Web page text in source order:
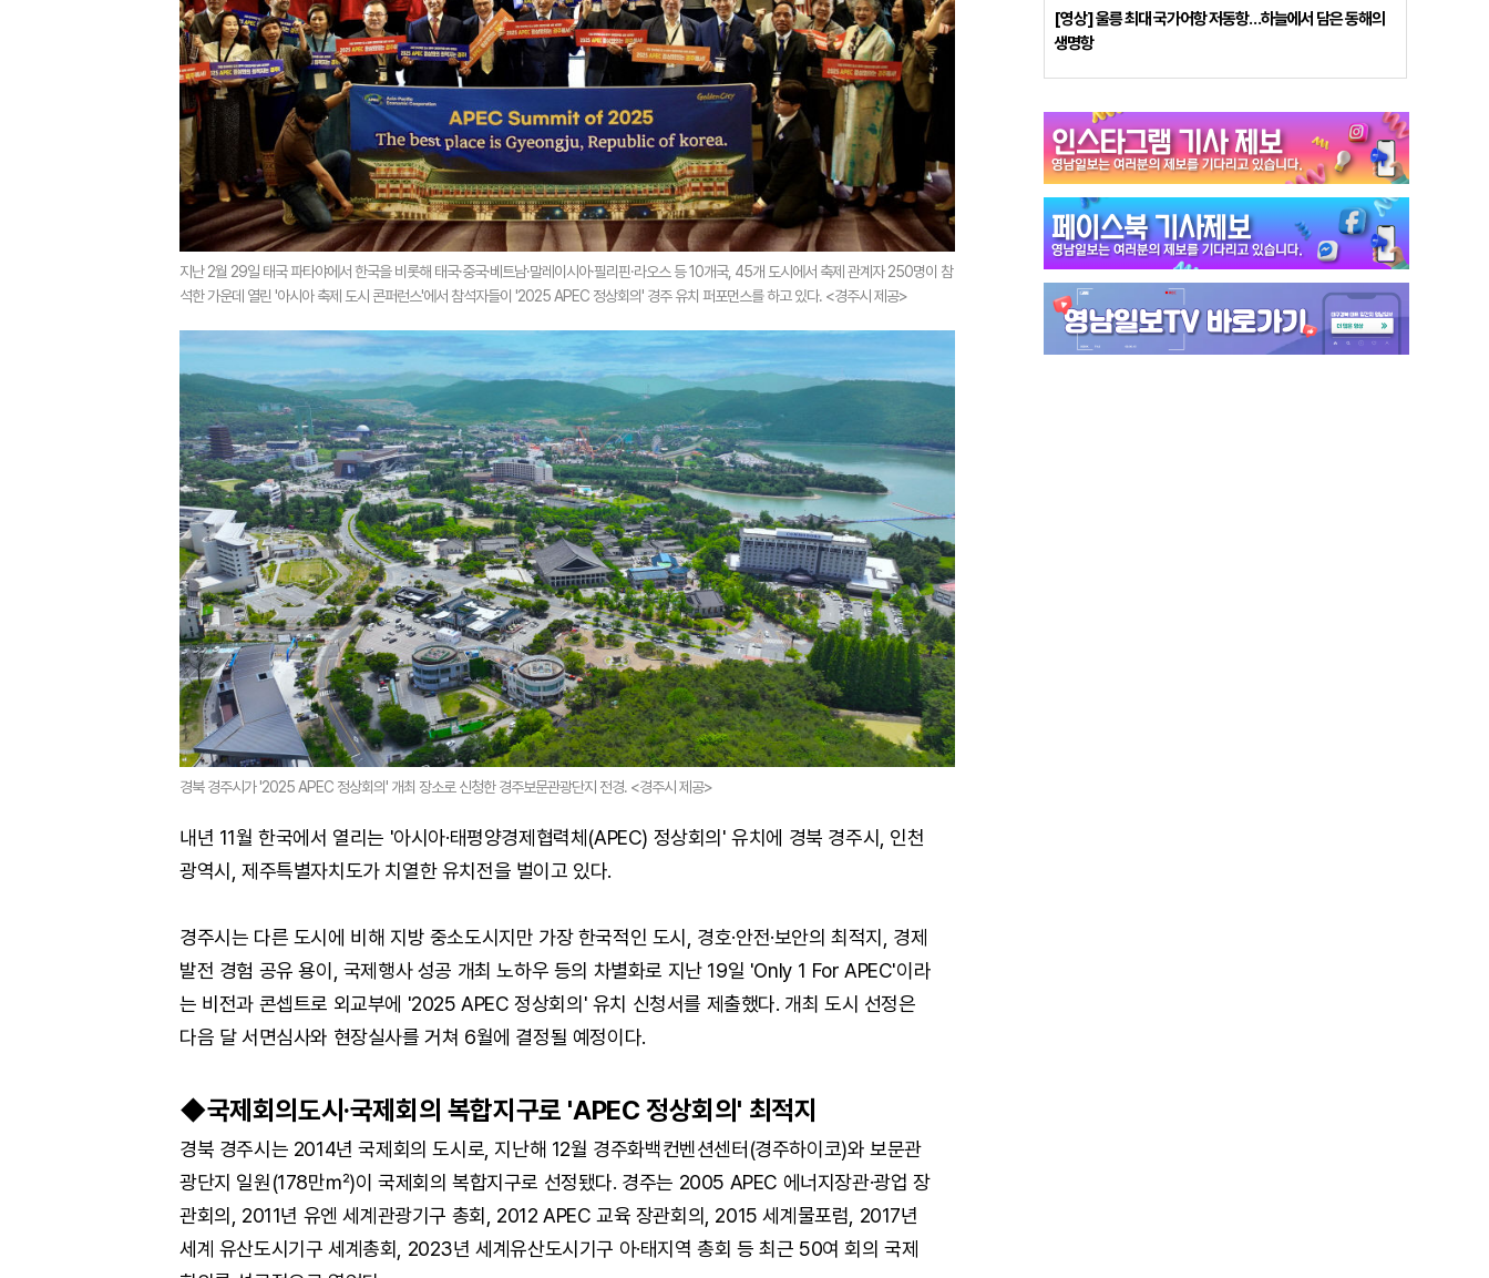
지난 2월 29일 태국 파타야에서 한국을 비롯해 태국·중국·베트남·말레이시아·필리핀·라오스 등 10개국, 45개 도시에서 축제 관계자 250명이 참
석한 가운데 열린 '아시아 축제 도시 콘퍼런스'에서 참석자들이 '2025 APEC 정상회의' 경주 유치 퍼포먼스를 하고 있다. <경주시 제공>
경북 경주시가 '2025 APEC 정상회의' 개최 장소로 신청한 경주보문관광단지 전경. <경주시 제공>
내년 11월 한국에서 열리는 '아시아·태평양경제협력체(APEC) 정상회의' 유치에 경북 경주시, 인천
광역시, 제주특별자치도가 치열한 유치전을 벌이고 있다.
경주시는 다른 도시에 비해 지방 중소도시지만 가장 한국적인 도시, 경호·안전·보안의 최적지, 경제
발전 경험 공유 용이, 국제행사 성공 개최 노하우 등의 차별화로 지난 19일 'Only 1 For APEC'이라
는 비전과 콘셉트로 외교부에 '2025 APEC 정상회의' 유치 신청서를 제출했다. 개최 도시 선정은
다음 달 서면심사와 현장실사를 거쳐 6월에 결정될 예정이다.
◆국제회의도시·국제회의 복합지구로 'APEC 정상회의' 최적지
경북 경주시는 2014년 국제회의 도시로, 지난해 12월 경주화백컨벤션센터(경주하이코)와 보문관
광단지 일원(178만㎡)이 국제회의 복합지구로 선정됐다. 경주는 2005 APEC 에너지장관·광업 장
관회의, 2011년 유엔 세계관광기구 총회, 2012 APEC 교육 장관회의, 2015 세계물포럼, 2017년
세계 유산도시기구 세계총회, 2023년 세계유산도시기구 아·태지역 총회 등 최근 50여 회의 국제
[영상] 울릉 최대 국가어항 저동항…하늘에서 담은 동해의
생명항